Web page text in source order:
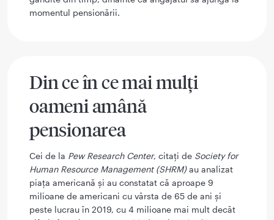
momentul pensionării.
Din ce în ce mai mulți
oameni amână
pensionarea
Cei de la Pew Research Center, citați de Society for
Human Resource Management (SHRM)au analizat
piața americană și au constatat că aproape 9
milioane de americani cu vârsta de 65 de ani și
peste lucrau în 2019, cu 4 milioane mai mult decât